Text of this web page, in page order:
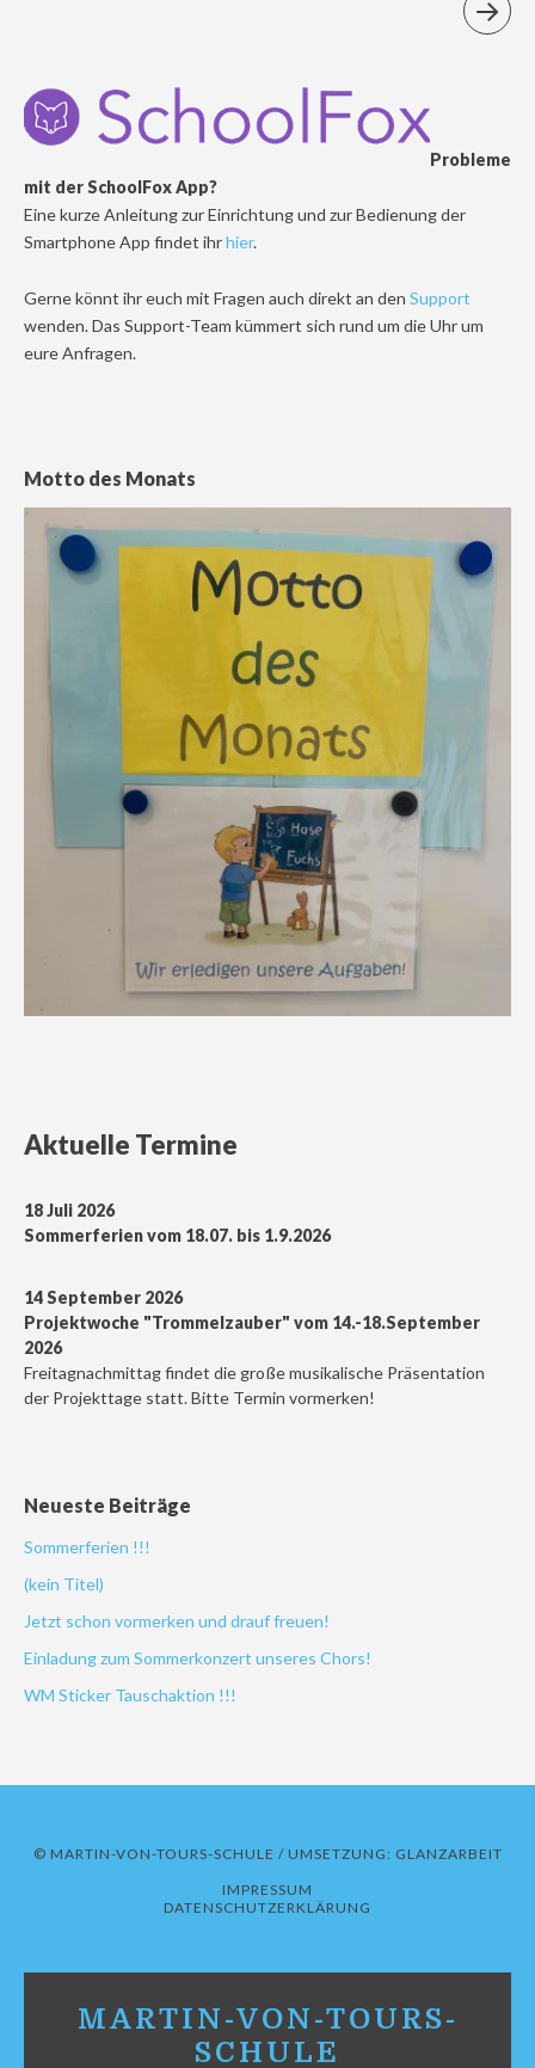
Probleme
mit der SchoolFox App?
Eine kurze Anleitung zur Einrichtung und zur Bedienung der
Smartphone App findet ihrhier.
Gerne könnt ihr euch mit Fragen auch direkt an den Support
wenden. Das Support-Team kümmert sich rund um die Uhr um
eure Anfragen.
Motto des Monats
Aktuelle Termine
18 Juli 2026
Sommerferien vom 18.07. bis 1.9.2026
14 September 2026
Projektwoche "Trommelzauber" vom 14.-18.September
2026
Freitagnachmittag findet die große musikalische Präsentation
der Projekttage statt. Bitte Termin vormerken!
Neueste Beiträge
Sommerferien !!!
(kein Titel)
Jetzt schon vormerken und drauf freuen!
Einladung zum Sommerkonzert unseres Chors!
WM Sticker Tauschaktion !!!
© MARTIN-VON-TOURS-SCHULE / UMSETZUNG: GLANZARBEIT
IMPRESSUM
DATENSCHUTZERKLÄRUNG
MARTIN-VON-TOURS-
SCHULE